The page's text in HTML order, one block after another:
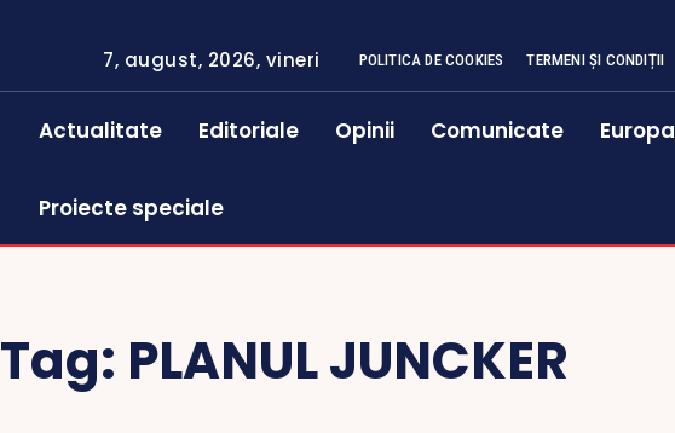
7, august, 2026, vineri POLITICA DE COOKIES TERMENI ȘI CONDIȚII
Actualitate Editoriale Opinii Comunicate Europa
Proiecte speciale
Tag: PLANUL JUNCKER